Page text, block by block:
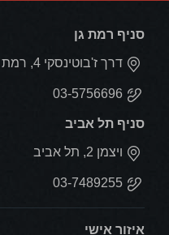
סניף רמת גן
דרך ז'בוטינסקי 4, רמת גן
03-5756696
סניף תל אביב
ויצמן 2, תל אביב
03-7489255
איזור אישי